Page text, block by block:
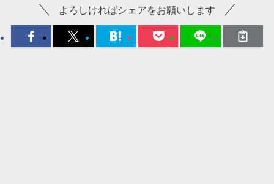
よろしければシェアをお願いします